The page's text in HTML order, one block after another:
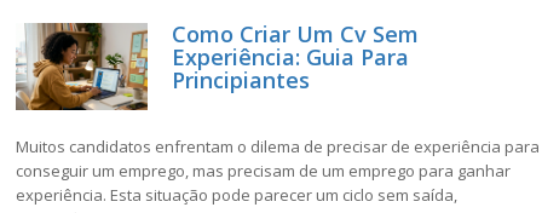
Como Criar Um Cv Sem
Experiência: Guia Para
Principiantes
Muitos candidatos enfrentam o dilema de precisar de experiência para
conseguir um emprego, mas precisam de um emprego para ganhar
experiência. Esta situação pode parecer um ciclo sem saída,